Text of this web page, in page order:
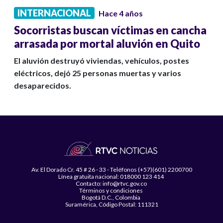
INTERNACIONAL Hace 4 años
Socorristas buscan víctimas en cancha
arrasada por mortal aluvión en Quito
El aluvión destruyó viviendas, vehículos, postes
eléctricos, dejó 25 personas muertas y varios
desaparecidos.
Av. El Dorado Cr. 45 # 26 - 33 - Teléfonos (+57)(601) 2200700
Línea gratuita nacional: 018000 123 414
Contacto: info@rtvc.gov.co
Términos y condiciones
Bogotá D.C., Colombia
Suramérica, Código Postal: 111321